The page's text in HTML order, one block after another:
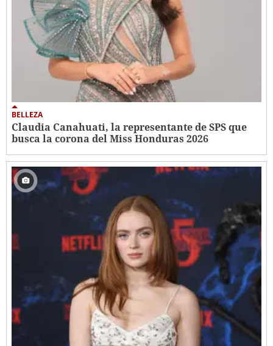
BELLEZA
Claudia Canahuati, la representante de SPS que
busca la corona del Miss Honduras 2026